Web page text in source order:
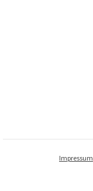
Impressum